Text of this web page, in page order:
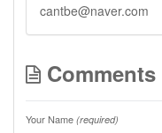
cantbe@naver.com
Comments
Your Name (required)